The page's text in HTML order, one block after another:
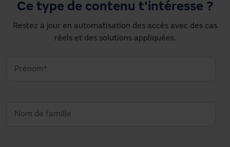
Ce type de contenu t'intéresse ?
Restez à jour en automatisation des accès avec des cas
réels et des solutions appliquées.